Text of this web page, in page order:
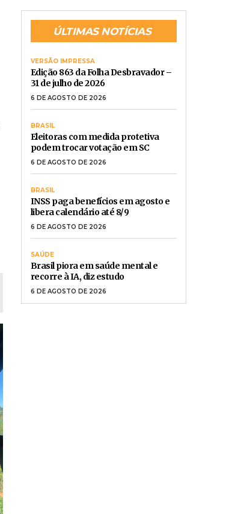
ÚLTIMAS NOTÍCIAS
VERSÃO IMPRESSA
Edição 863 da Folha Desbravador –
31 de julho de 2026
6 DE AGOSTO DE 2026
BRASIL
Eleitoras com medida protetiva
podem trocar votação em SC
6 DE AGOSTO DE 2026
BRASIL
INSS paga benefícios em agosto e
libera calendário até 8/9
6 DE AGOSTO DE 2026
SAÚDE
Brasil piora em saúde mental e
recorre à IA, diz estudo
6 DE AGOSTO DE 2026